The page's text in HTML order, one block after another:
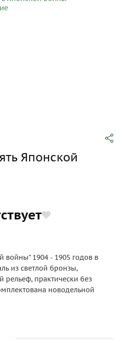
Японской
войны" 1904 - 1905 годов в
из светлой бронзы,
практически без
новодельной